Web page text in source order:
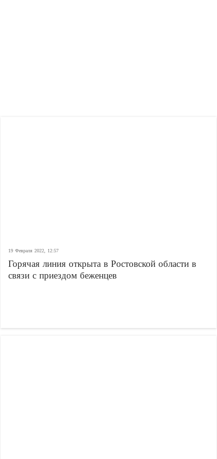
19 Февраля 2022, 12:57
Горячая линия открыта в Ростовской области в
связи с приездом беженцев